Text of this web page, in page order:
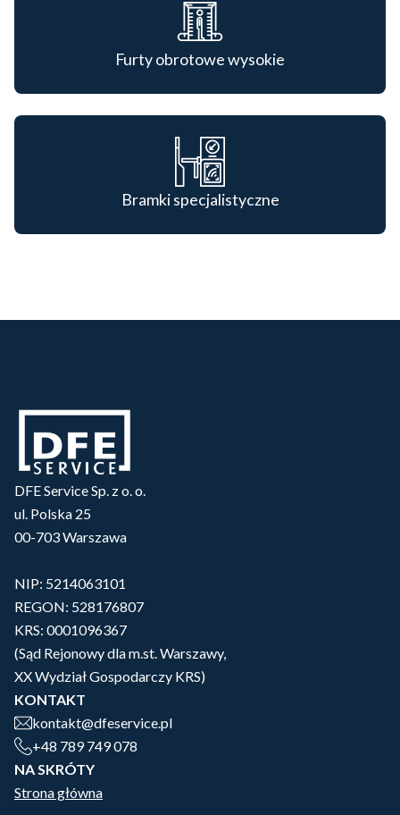
Furty obrotowe wysokie
Bramki specjalistyczne
DFE Service Sp. z o. o.
ul. Polska 25
00-703 Warszawa
NIP: 5214063101
REGON: 528176807
KRS: 0001096367
(Sąd Rejonowy dla m.st. Warszawy,
XX Wydział Gospodarczy KRS)
KONTAKT
kontakt@dfeservice.pl
+48 789 749 078
NA SKRÓTY
Strona główna